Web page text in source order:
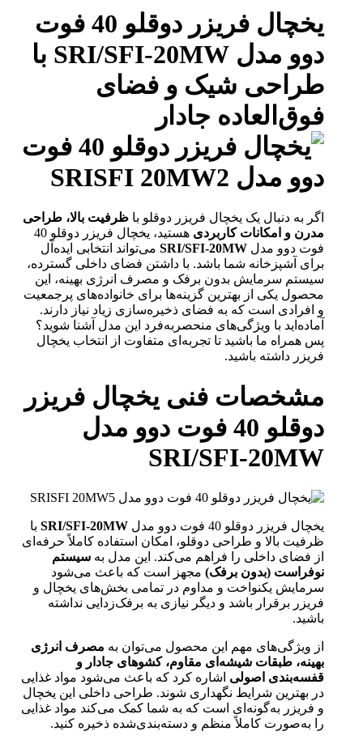
یخچال فریزر دوقلو 40 فوت
دوو مدل SRI/SFI-20MW با
طراحی شیک و فضای
فوق‌العاده جادار
اگر به دنبال یک یخچال فریزر دوقلو با ظرفیت بالا، طراحی
مدرن و امکانات کاربردی
هستید، یخچال فریزر دوقلو 40
فوت دوو مدل SRI/SFI-20MW می‌تواند انتخابی ایده‌آل
برای آشپزخانه شما باشد. با داشتن فضای داخلی گسترده،
سیستم سرمایش بدون برفک و مصرف انرژی بهینه، این
محصول یکی از بهترین گزینه‌ها برای خانواده‌های پرجمعیت
و افرادی است که به فضای ذخیره‌سازی زیاد نیاز دارند.
آماده‌اید با ویژگی‌های منحصربه‌فرد این مدل آشنا شوید؟
پس همراه ما باشید تا تجربه‌ای متفاوت از انتخاب یخچال
فریزر داشته باشید.
مشخصات فنی یخچال فریزر
دوقلو 40 فوت دوو مدل
SRI/SFI-20MW
یخچال فریزر دوقلو 40 فوت دوو مدل SRI/SFI-20MW با
ظرفیت بالا و طراحی دوقلو، امکان استفاده کاملاً حرفه‌ای
از فضای داخلی را فراهم می‌کند. این مدل به سیستم
نوفراست (بدون برفک) مجهز است که باعث می‌شود
سرمایش یکنواخت و مداوم در تمامی بخش‌های یخچال و
فریزر برقرار باشد و دیگر نیازی به برفک‌زدایی نداشته
باشید.
از ویژگی‌های مهم این محصول می‌توان به مصرف انرژی
بهینه، طبقات شیشه‌ای مقاوم، کشوهای جادار و
قفسه‌بندی اصولی اشاره کرد که باعث می‌شود مواد غذایی
در بهترین شرایط نگهداری شوند. طراحی داخلی این یخچال
و فریزر به‌گونه‌ای است که به شما کمک می‌کند مواد غذایی
را به‌صورت کاملاً منظم و دسته‌بندی‌شده ذخیره کنید.